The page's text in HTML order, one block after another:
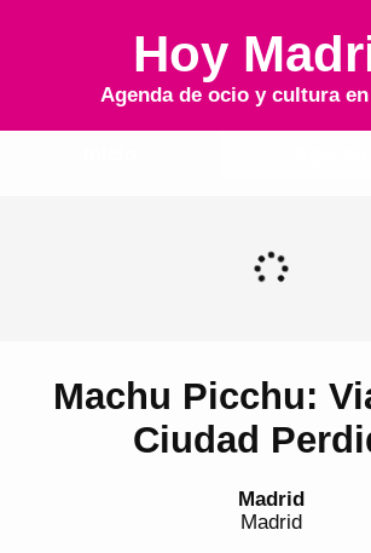
Hoy
Agenda de ocio y cultura en
Machu Picchu:
Ciudad
Madrid
Madrid